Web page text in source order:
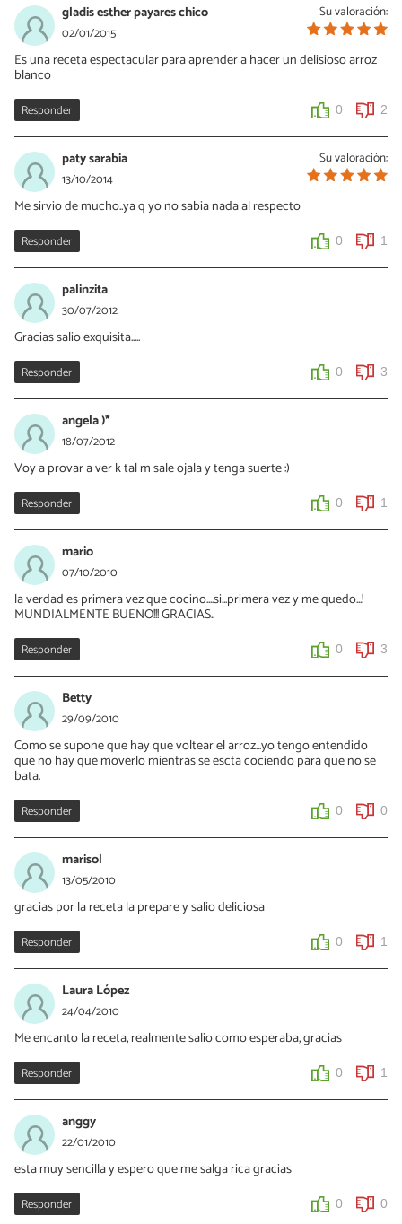
tanta mantequilla, pues la grasa es muy dañosa para el
organismo. Bueno es culantro pero no tanto, dice el dicho. Para
dos tazas normales de arroz es suficiente con 4 cucharadas rasas
de aceite o dos cucharadas rasas de mantequilla. Lo demás sobra
y queda demasiado grasoso.
0 0
Su valoración:
gladis esther payares chico
02/01/2015
Es una receta espectacular para aprender a hacer un delisioso arroz
blanco
Responder 0 2
Su valoración:
paty sarabia
13/10/2014
Me sirvio de mucho..ya q yo no sabia nada al respecto
Responder 0 1
palinzita
30/07/2012
Gracias salio exquisita.....
Responder 0 3
angela )*
18/07/2012
Voy a provar a ver k tal m sale ojala y tenga suerte :)
Responder 0 1
mario
07/10/2010
la verdad es primera vez que cocino....si...primera vez y me quedo...!
MUNDIALMENTE BUENO!!! GRACIAS..
Responder 0 3
Betty
29/09/2010
Como se supone que hay que voltear el arroz...yo tengo entendido
que no hay que moverlo mientras se escta cociendo para que no se
bata.
Responder 0 0
marisol
13/05/2010
gracias por la receta la prepare y salio deliciosa
Responder 0 1
Laura López
24/04/2010
Me encanto la receta, realmente salio como esperaba, gracias
Responder 0 1
anggy
22/01/2010
esta muy sencilla y espero que me salga rica gracias
Responder 0 0